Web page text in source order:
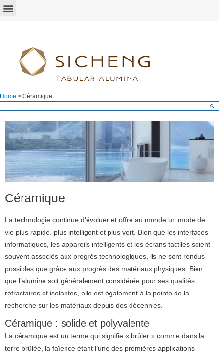
Home > Céramique
Céramique
La technologie continue d’évoluer et offre au monde un mode de
vie plus rapide, plus intelligent et plus vert.
Bien que les interfaces
informatiques, les appareils intelligents et les écrans tactiles soient
souvent associés aux progrès technologiques, ils ne sont rendus
possibles que grâce aux progrès des matériaux physiques.
Bien
que l’alumine soit généralement considérée pour ses qualités
réfractaires et isolantes, elle est également à la pointe de la
recherche sur les matériaux depuis des décennies.
Céramique : solide et polyvalente
La céramique est un terme qui signifie « brûler » comme dans la
terre brûlée, la faïence étant l’une des premières applications